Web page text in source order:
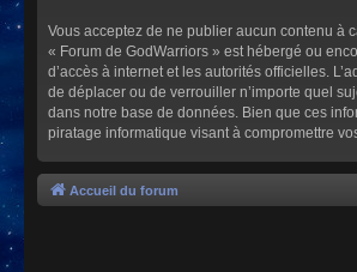
Vous acceptez de ne publier aucun contenu à
« Forum de GodWarriors » est hébergé ou
d’accès à internet et les autorités officielles.
de déplacer ou de verrouiller n’importe quel
dans notre base de données. Bien que ces
piratage informatique visant à compromettre
Accueil du forum